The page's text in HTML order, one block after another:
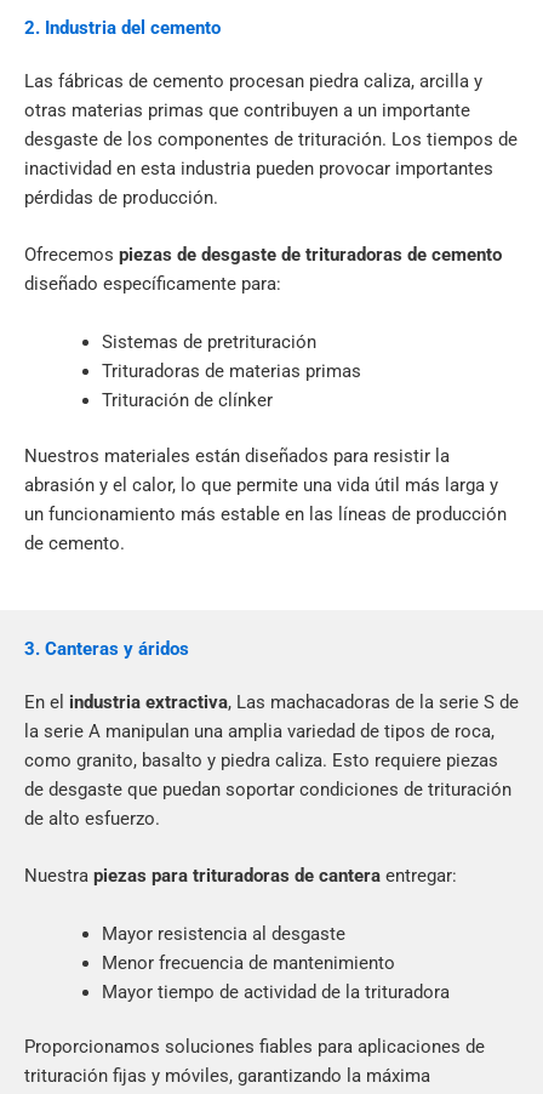
2. Industria del cemento
Las fábricas de cemento procesan piedra caliza, arcilla y
otras materias primas que contribuyen a un importante
desgaste de los componentes de trituración. Los tiempos de
inactividad en esta industria pueden provocar importantes
pérdidas de producción.
Ofrecemos piezas de desgaste de trituradoras de cemento
diseñado específicamente para:
Sistemas de pretrituración
Trituradoras de materias primas
Trituración de clínker
Nuestros materiales están diseñados para resistir la
abrasión y el calor, lo que permite una vida útil más larga y
un funcionamiento más estable en las líneas de producción
de cemento.
3. Canteras y áridos
En el industria extractiva, Las machacadoras de la serie S de
la serie A manipulan una amplia variedad de tipos de roca,
como granito, basalto y piedra caliza. Esto requiere piezas
de desgaste que puedan soportar condiciones de trituración
de alto esfuerzo.
Nuestra piezas para trituradoras de cantera entregar:
Mayor resistencia al desgaste
Menor frecuencia de mantenimiento
Mayor tiempo de actividad de la trituradora
Proporcionamos soluciones fiables para aplicaciones de
trituración fijas y móviles, garantizando la máxima